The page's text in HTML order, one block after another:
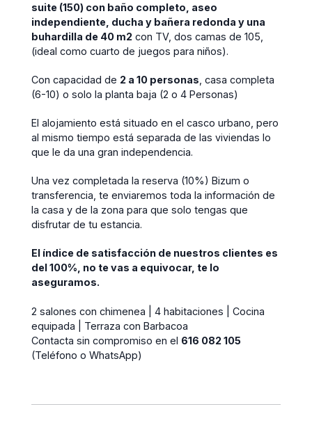
suite (150) con baño completo, aseo
independiente, ducha y bañera redonda y una
buhardilla de 40 m2 con TV, dos camas de 105,
(ideal como cuarto de juegos para niños).
Con capacidad de 2 a 10 personas , casa completa
(6-10) o solo la planta baja (2 o 4 Personas)
El alojamiento está situado en el casco urbano, pero
al mismo tiempo está separada de las viviendas lo
que le da una gran independencia.
Una vez completada la reserva (10%) Bizum o
transferencia, te enviaremos toda la información de
la casa y de la zona para que solo tengas que
disfrutar de tu estancia.
El índice de satisfacción de nuestros clientes es
del 100%, no te vas a equivocar, te lo
aseguramos.
2 salones con chimenea | 4 habitaciones | Cocina
equipada | Terraza con Barbacoa
Contacta sin compromiso en el 616 082 105
(Teléfono o WhatsApp)